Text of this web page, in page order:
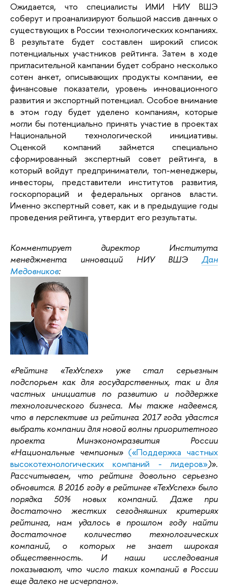
Ожидается, что специалисты ИМИ НИУ ВШЭ
соберут и проанализируют большой массив данных о
существующих в России технологических компаниях.
В результате будет составлен широкий список
потенциальных участников рейтинга. Затем в ходе
пригласительной кампании будет собрано несколько
сотен анкет, описывающих продукты компании, ее
финансовые показатели, уровень инновационного
развития и экспортный потенциал. Особое внимание
в этом году будет уделено компаниям, которые
могли бы потенциально принять участие в проектах
Национальной технологической инициативы.
Оценкой компаний займется специально
сформированный экспертный совет рейтинга, в
который войдут предприниматели, топ-менеджеры,
инвесторы, представители институтов развития,
госкорпораций и федеральных органов власти.
Именно экспертный совет, как и в предыдущие годы
проведения рейтинга, утвердит его результаты.
Комментирует директор Института
менеджмента инноваций НИУ ВШЭ Дан
Медовников:
«Рейтинг «ТехУспех» уже стал серьезным
подспорьем как для государственных, так и для
частных инициатив по развитию и поддержке
технологического бизнеса. Мы также надеемся,
что в перспективе из рейтинга 2017 года удастся
выбрать компании для новой волны приоритетного
проекта Минэкономразвития России
«Национальные чемпионы»(«Поддержка частных
высокотехнологических компаний - лидеров»)».
Рассчитываем, что рейтинг довольно серьезно
обновится. В 2016 году в рейтинге «ТехУспех» было
порядка 50% новых компаний. Даже при
достаточно жестких сегодняшних критериях
рейтинга, нам удалось в прошлом году найти
достаточное количество технологических
компаний, о которых не знает широкая
общественность. И наши исследования
показывают, что число таких компаний в России
еще далеко не исчерпано».